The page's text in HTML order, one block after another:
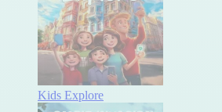
Kids Explore